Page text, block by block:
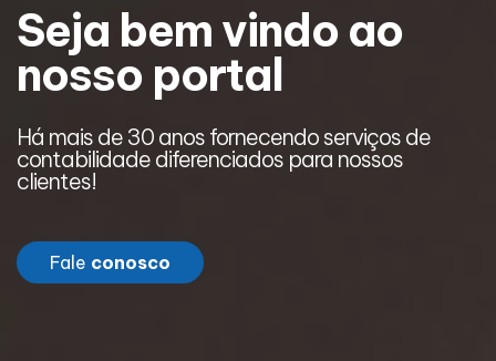
Seja bem vindo ao
nosso portal
Há mais de 30 anos fornecendo serviços de
contabilidade diferenciados para nossos
clientes!
Fale conosco